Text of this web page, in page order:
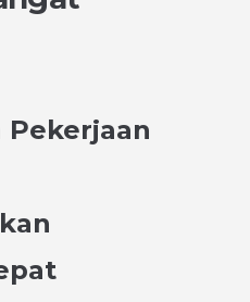
Pekerjaan